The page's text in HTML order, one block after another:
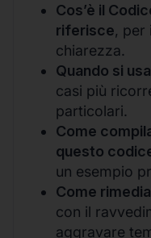
Cos’è il
riferisce, per
chiarezza.
Quando si
casi più
particolari.
Come
questo
un esempio
Come
con il
aggravare